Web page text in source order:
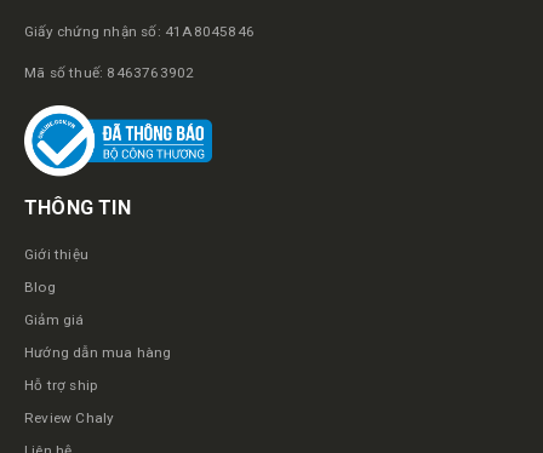
Giấy chứng nhận số: 41A8045846
Mã số thuế: 8463763902
THÔNG TIN
Giới thiệu
Blog
Giảm giá
Hướng dẫn mua hàng
Hỗ trợ ship
Review Chaly